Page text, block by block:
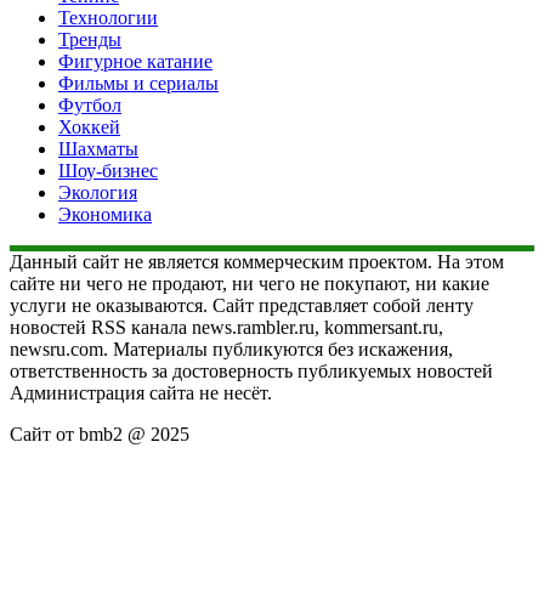
Технологии
Тренды
Фигурное катание
Фильмы и сериалы
Футбол
Хоккей
Шахматы
Шоу-бизнес
Экология
Экономика
Данный сайт не является коммерческим проектом. На этом
сайте ни чего не продают, ни чего не покупают, ни какие
услуги не оказываются. Сайт представляет собой ленту
новостей RSS канала news.rambler.ru, kommersant.ru,
newsru.com. Материалы публикуются без искажения,
ответственность за достоверность публикуемых новостей
Администрация сайта не несёт.
Сайт от bmb2 @ 2025